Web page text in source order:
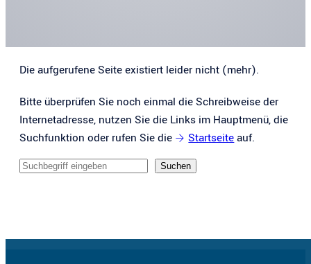
Die aufgerufene Seite existiert leider nicht (mehr).
Bitte überprüfen Sie noch einmal die Schreibweise der
Internetadresse, nutzen Sie die Links im Hauptmenü, die
Suchfunktion oder rufen Sie die
Startseiteauf.
Sucheingabe
Suchen